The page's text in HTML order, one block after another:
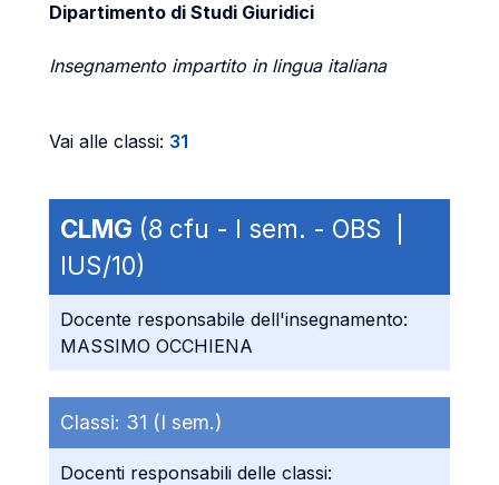
Dipartimento di Studi Giuridici
Insegnamento impartito in lingua italiana
Vai alle classi: 31
CLMG (8 cfu - I sem. - OBS |
IUS/10)
Docente responsabile dell'insegnamento:
MASSIMO OCCHIENA
Classi: 31 (I sem.)
Docenti responsabili delle classi: